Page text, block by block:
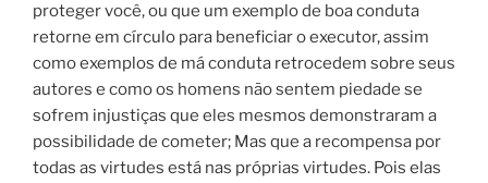
proteger você, ou que um exemplo de boa conduta
retorne em círculo para beneficiar o executor, assim
como exemplos de má conduta retrocedem sobre seus
autores e como os homens não sentem piedade se
sofrem injustiças que eles mesmos demonstraram a
possibilidade de cometer; Mas que a recompensa por
todas as virtudes está nas próprias virtudes. Pois elas